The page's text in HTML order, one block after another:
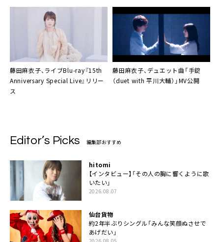
藤田麻衣子、ライブBlu-ray『15th
Anniversary Special Live』リリー
ス
藤田麻衣子、デュエット曲「手錠
（duet with 平川大輔）」MV公開
Editor’s Picks 編集部おすすめ
hitomi
【インタビュー】「その人の胸に響くように歌
いたい」
2026.08.07
仙台貨物
約2年半ぶりシングル「みんな笑顔ぬさせで
あげだい」